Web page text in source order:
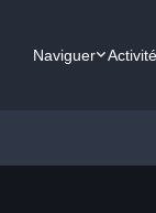
Naviguer Activité